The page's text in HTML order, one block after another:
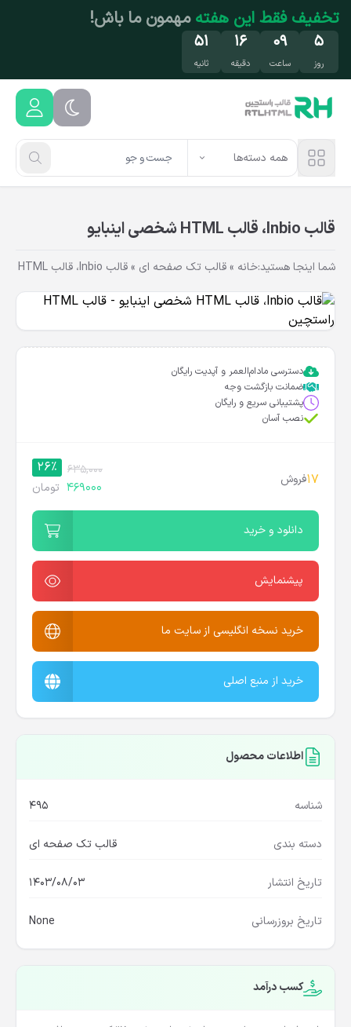
رفتن به محتوای اصلی
تخفیف محدودروی محصولات محبوب! فرصت رو
از دست نده!
۵ ۰۹ ۱۶ ۵۱
همه دسته‌ها
شما اینجا هستید:خانه»قالب تک صفحه ای»قالب Inbio، قالب HTML شخصی اینبایو
دسترسی مادام‌العمر و آپدیت رایگان
ضمانت بازگشت وجه
پشتیبانی سریع و رایگان
635,000
26%
469000 تومان
دانلود و خرید
پیشنمایش
خرید نسخه انگلیسی از سایت ما
خرید از منبع اصلی
تاریخ بروزرسانی None